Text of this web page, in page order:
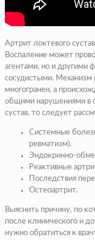
Артрит локтевого
Воспаление может
агентами, но и другими
сосудистыми. Механизм
многогранен, а
общими нарушениями в
сустав, то следует
Системные
ревматизм).
Эндокринно-
Реактивные
Последствия
Остеоартрит.
Выяснить причину, по
после клинического и
нужно обратиться к